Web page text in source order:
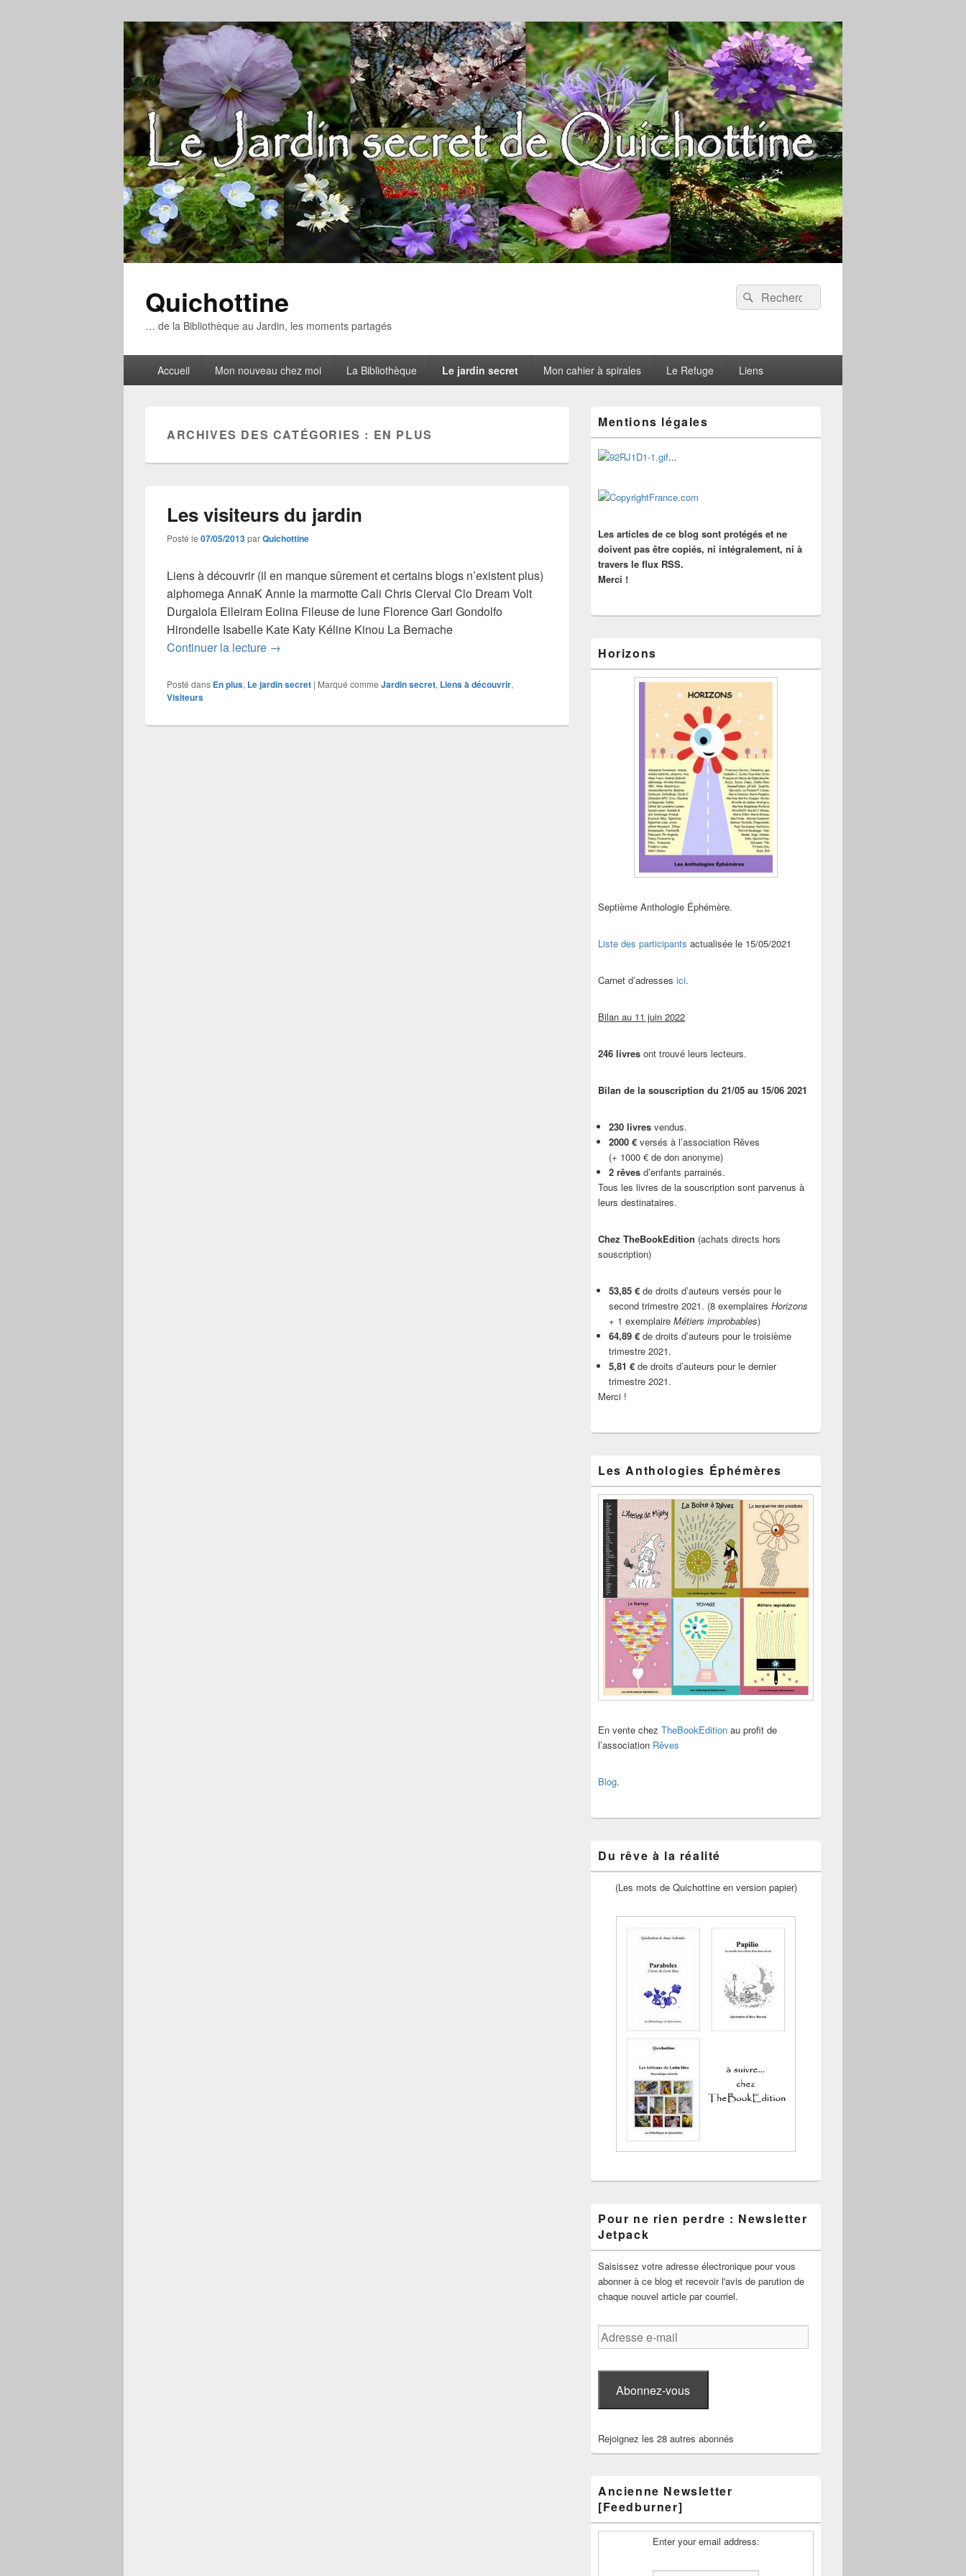
Quichottine
… de la Bibliothèque au Jardin, les moments partagés
Recherche :
Rechercher
principalAccueil Mon nouveau chez moi La Bibliothèque Le jardin secret Mon cahier à spirales Le Refuge Liens
ARCHIVES DES CATÉGORIES : EN PLUS
Les visiteurs du jardin
Posté le 07/05/2013parQuichottine
Liens à découvrir (il en manque sûrement et certains blogs n’existent plus)
alphomega AnnaK Annie la marmotte Cali Chris Clerval Clo Dream Volt
Durgalola Elleiram Eolina Fileuse de lune Florence Gari Gondolfo
Hirondelle Isabelle Kate Katy Kéline Kinou La Bernache
Continuer la lecture Les visiteurs du jardin
→
Posté dans En plus, Le jardin secret | Marqué comme Jardin secret, Liens à découvrir,
Visiteurs
principale
de
widget
pour
barre
latérale
Mentions légales
...
Les articles de ce blog sont protégés et ne
doivent pas être copiés, ni intégralement, ni à
travers le flux RSS.
Merci !
Horizons
Septième Anthologie Éphémère.
Liste des participants actualisée le 15/05/2021
Carnet d’adresses ici.
Bilan au 11 juin 2022
246 livres ont trouvé leurs lecteurs.
Bilan de la souscription du 21/05 au 15/06 2021
230 livres vendus.
2000 € versés à l’association Rêves
(+ 1000 € de don anonyme)
2 rêves d’enfants parrainés.
Tous les livres de la souscription sont parvenus à
leurs destinataires.
Chez TheBookEdition (achats directs hors
souscription)
53,85 € de droits d’auteurs versés pour le
second trimestre 2021. (8 exemplaires Horizons
+ 1 exemplaire Métiers improbables)
64,89 € de droits d’auteurs pour le troisième
trimestre 2021.
5,81 € de droits d’auteurs pour le dernier
trimestre 2021.
Merci !
Les Anthologies Éphémères
En vente chez TheBookEdition au profit de
l’association Rêves
Blog.
Du rêve à la réalité
(Les mots de Quichottine en version papier)
Pour ne rien perdre : Newsletter
Jetpack
Saisissez votre adresse électronique pour vous
abonner à ce blog et recevoir l'avis de parution de
chaque nouvel article par courriel.
Adresse
e-
Abonnez-vous
Rejoignez les 28 autres abonnés
Ancienne Newsletter
[Feedburner]
Enter your email address: